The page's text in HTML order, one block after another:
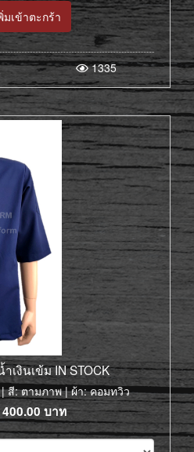
เข้าตะกร้า
1335
เงินเข้ม IN STOCK
สี: ตามภาพ | ผ้า: คอมทวิว
400.00 บาท